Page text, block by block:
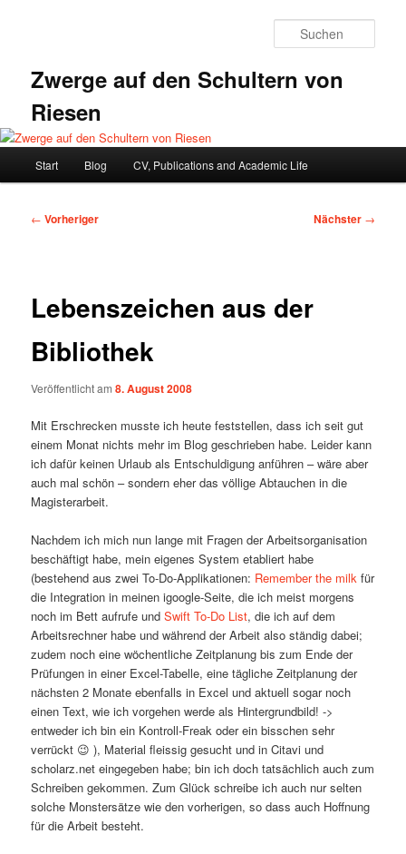
Zwerge auf den Schultern von
Riesen
Start Blog CV, Publications and Academic Life
Beitragsnavigation
← Vorheriger Nächster →
Lebenszeichen aus der
Bibliothek
Veröffentlicht am8. August 2008
Mit Erschrecken musste ich heute feststellen, dass ich seit gut
einem Monat nichts mehr im Blog geschrieben habe. Leider kann
ich dafür keinen Urlaub als Entschuldigung anführen – wäre aber
auch mal schön – sondern eher das völlige Abtauchen in die
Magisterarbeit.
Nachdem ich mich nun lange mit Fragen der Arbeitsorganisation
beschäftigt habe, mein eigenes System etabliert habe
(bestehend aus zwei To-Do-Applikationen: Remember the milk für
die Integration in meinen igoogle-Seite, die ich meist morgens
noch im Bett aufrufe undSwift To-Do List, die ich auf dem
Arbeitsrechner habe und während der Arbeit also ständig dabei;
zudem noch eine wöchentliche Zeitplanung bis zum Ende der
Prüfungen in einer Excel-Tabelle, eine tägliche Zeitplanung der
nächsten 2 Monate ebenfalls in Excel und aktuell sogar noch
einen Text, wie ich vorgehen werde als Hintergrundbild! ->
entweder ich bin ein Kontroll-Freak oder ein bisschen sehr
verrückt 😉 ), Material fleissig gesucht und in Citavi und
scholarz.net eingegeben habe; bin ich doch tatsächlich auch zum
Schreiben gekommen. Zum Glück schreibe ich auch nur selten
solche Monstersätze wie den vorherigen, so dass auch Hoffnung
für die Arbeit besteht.